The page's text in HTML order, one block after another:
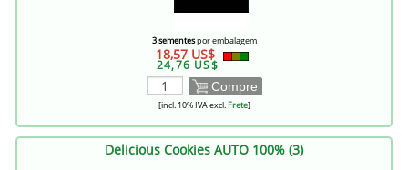
3 sementespor embalagem
18,57 US$
24,76 US$
Compre
[incl. 10% IVA excl.Frete]
Delicious Cookies AUTO 100% (3)